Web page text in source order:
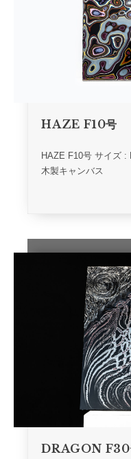
HAZE F10号
HAZE F10号 サイズ
木製キャンバス
DRAGON F30